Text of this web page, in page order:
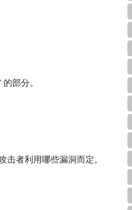
部分。
者利用哪些漏洞而定。